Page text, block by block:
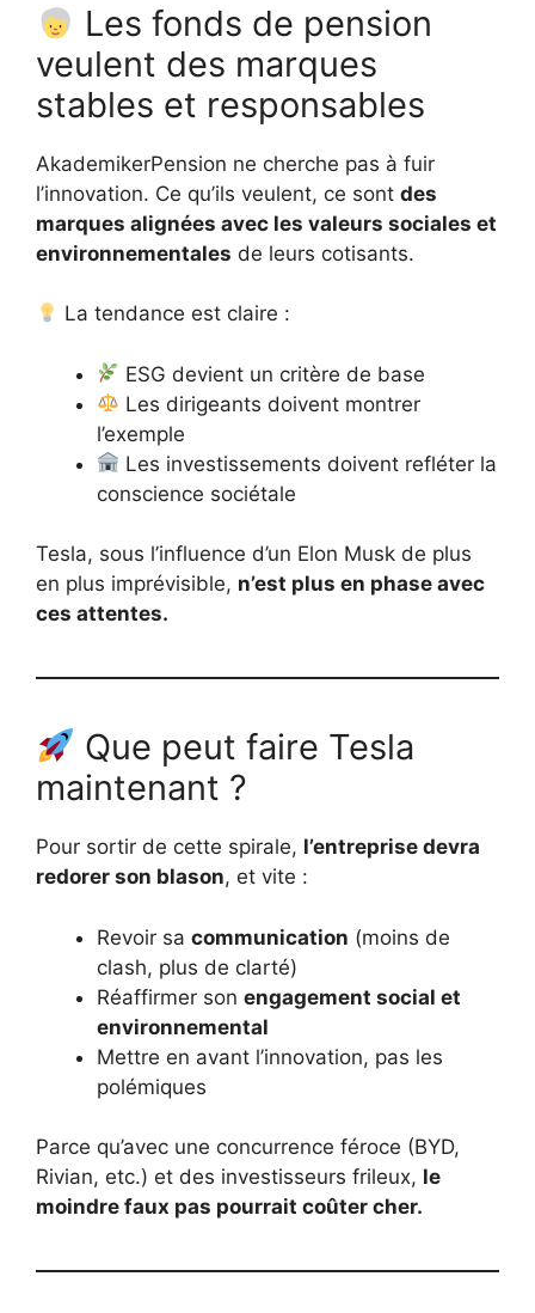
Les fonds de pension
veulent des marques
stables et responsables
AkademikerPension ne cherche pas à fuir
l’innovation. Ce qu’ils veulent, ce sont des
marques alignées avec les valeurs sociales et
environnementales de leurs cotisants.
La tendance est claire :
ESG devient un critère de base
Les dirigeants doivent montrer
l’exemple
Les investissements doivent refléter la
conscience sociétale
Tesla, sous l’influence d’un Elon Musk de plus
en plus imprévisible, n’est plus en phase avec
ces attentes.
Que peut faire Tesla
maintenant ?
Pour sortir de cette spirale, l’entreprise devra
redorer son blason, et vite :
Revoir sa communication (moins de
clash, plus de clarté)
Réaffirmer son engagement social et
environnemental
Mettre en avant l’innovation, pas les
polémiques
Parce qu’avec une concurrence féroce (BYD,
Rivian, etc.) et des investisseurs frileux, le
moindre faux pas pourrait coûter cher.